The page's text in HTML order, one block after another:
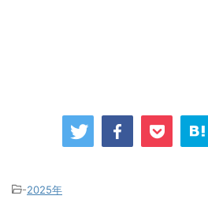
-2025年